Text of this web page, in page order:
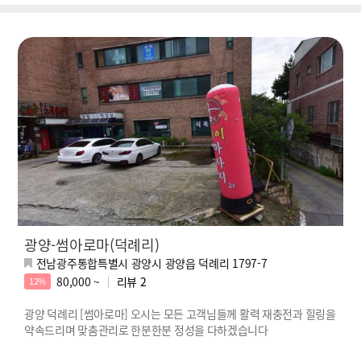
광양-썸아로마(덕례리)
전남광주통합특별시 광양시 광양읍 덕례리 1797-7
12% 80,000 ~ 리뷰 2
광양 덕례리 [썸아로마] 오시는 모든 고객님들께 활력 재충전과 힐링을
약속드리며 맞춤관리로 한분한분 정성을 다하겠습니다